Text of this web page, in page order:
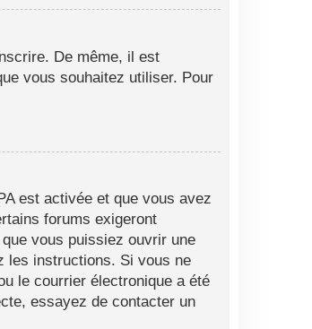
De même, il est
vous souhaitez utiliser. Pour
est activée et que vous avez
forums exigeront
vous puissiez ouvrir une
les instructions. Si vous ne
le courrier électronique a été
essayez de contacter un